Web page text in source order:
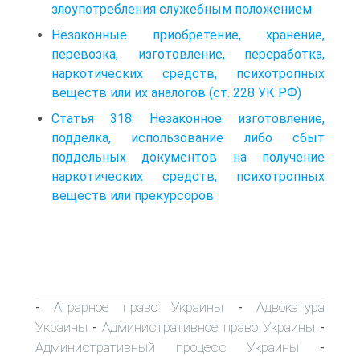
злоупотребления служебным положением
Незаконные приобретение, хранение,
перевозка, изготовление, переработка,
наркотических средств, психотропных
веществ или их аналогов (ст. 228 УК РФ)
Статья 318. Незаконное изготовление,
подделка, использование либо сбыт
поддельных документов на получение
наркотических средств, психотропных
веществ или прекурсоров
-Аграрное право Украины -Адвокатура
Украины -Административное право Украины -
Административный процесс Украины -